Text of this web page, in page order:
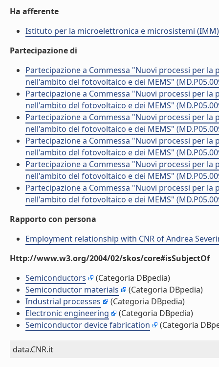
Ha afferente
Istituto per la microelettronica e microsistemi (IMM)
Partecipazione di
Partecipazione a Commessa "Nuovi processi per
nell'ambito del fotovoltaico e dei MEMS"
Partecipazione a Commessa "Nuovi processi per
nell'ambito del fotovoltaico e dei MEMS"
Partecipazione a Commessa "Nuovi processi per
nell'ambito del fotovoltaico e dei MEMS"
Partecipazione a Commessa "Nuovi processi per
nell'ambito del fotovoltaico e dei MEMS"
Partecipazione a Commessa "Nuovi processi per
nell'ambito del fotovoltaico e dei MEMS"
Partecipazione a Commessa "Nuovi processi per
nell'ambito del fotovoltaico e dei MEMS"
Rapporto con persona
Employment relationship with CNR of Andrea
Http://www.w3.org/2004/02/skos/core#isSubjectOf
Semiconductors
(Categoria DBpedia)
Semiconductor materials
(Categoria DBpedia)
Industrial processes
(Categoria DBpedia)
Electronic engineering
(Categoria DBpedia)
Semiconductor device fabrication
(Categoria
data.CNR.it